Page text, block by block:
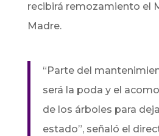
recibirá remozamiento el
Madre.
“Parte del
será la poda y el
de los árboles para
estado”, señaló el